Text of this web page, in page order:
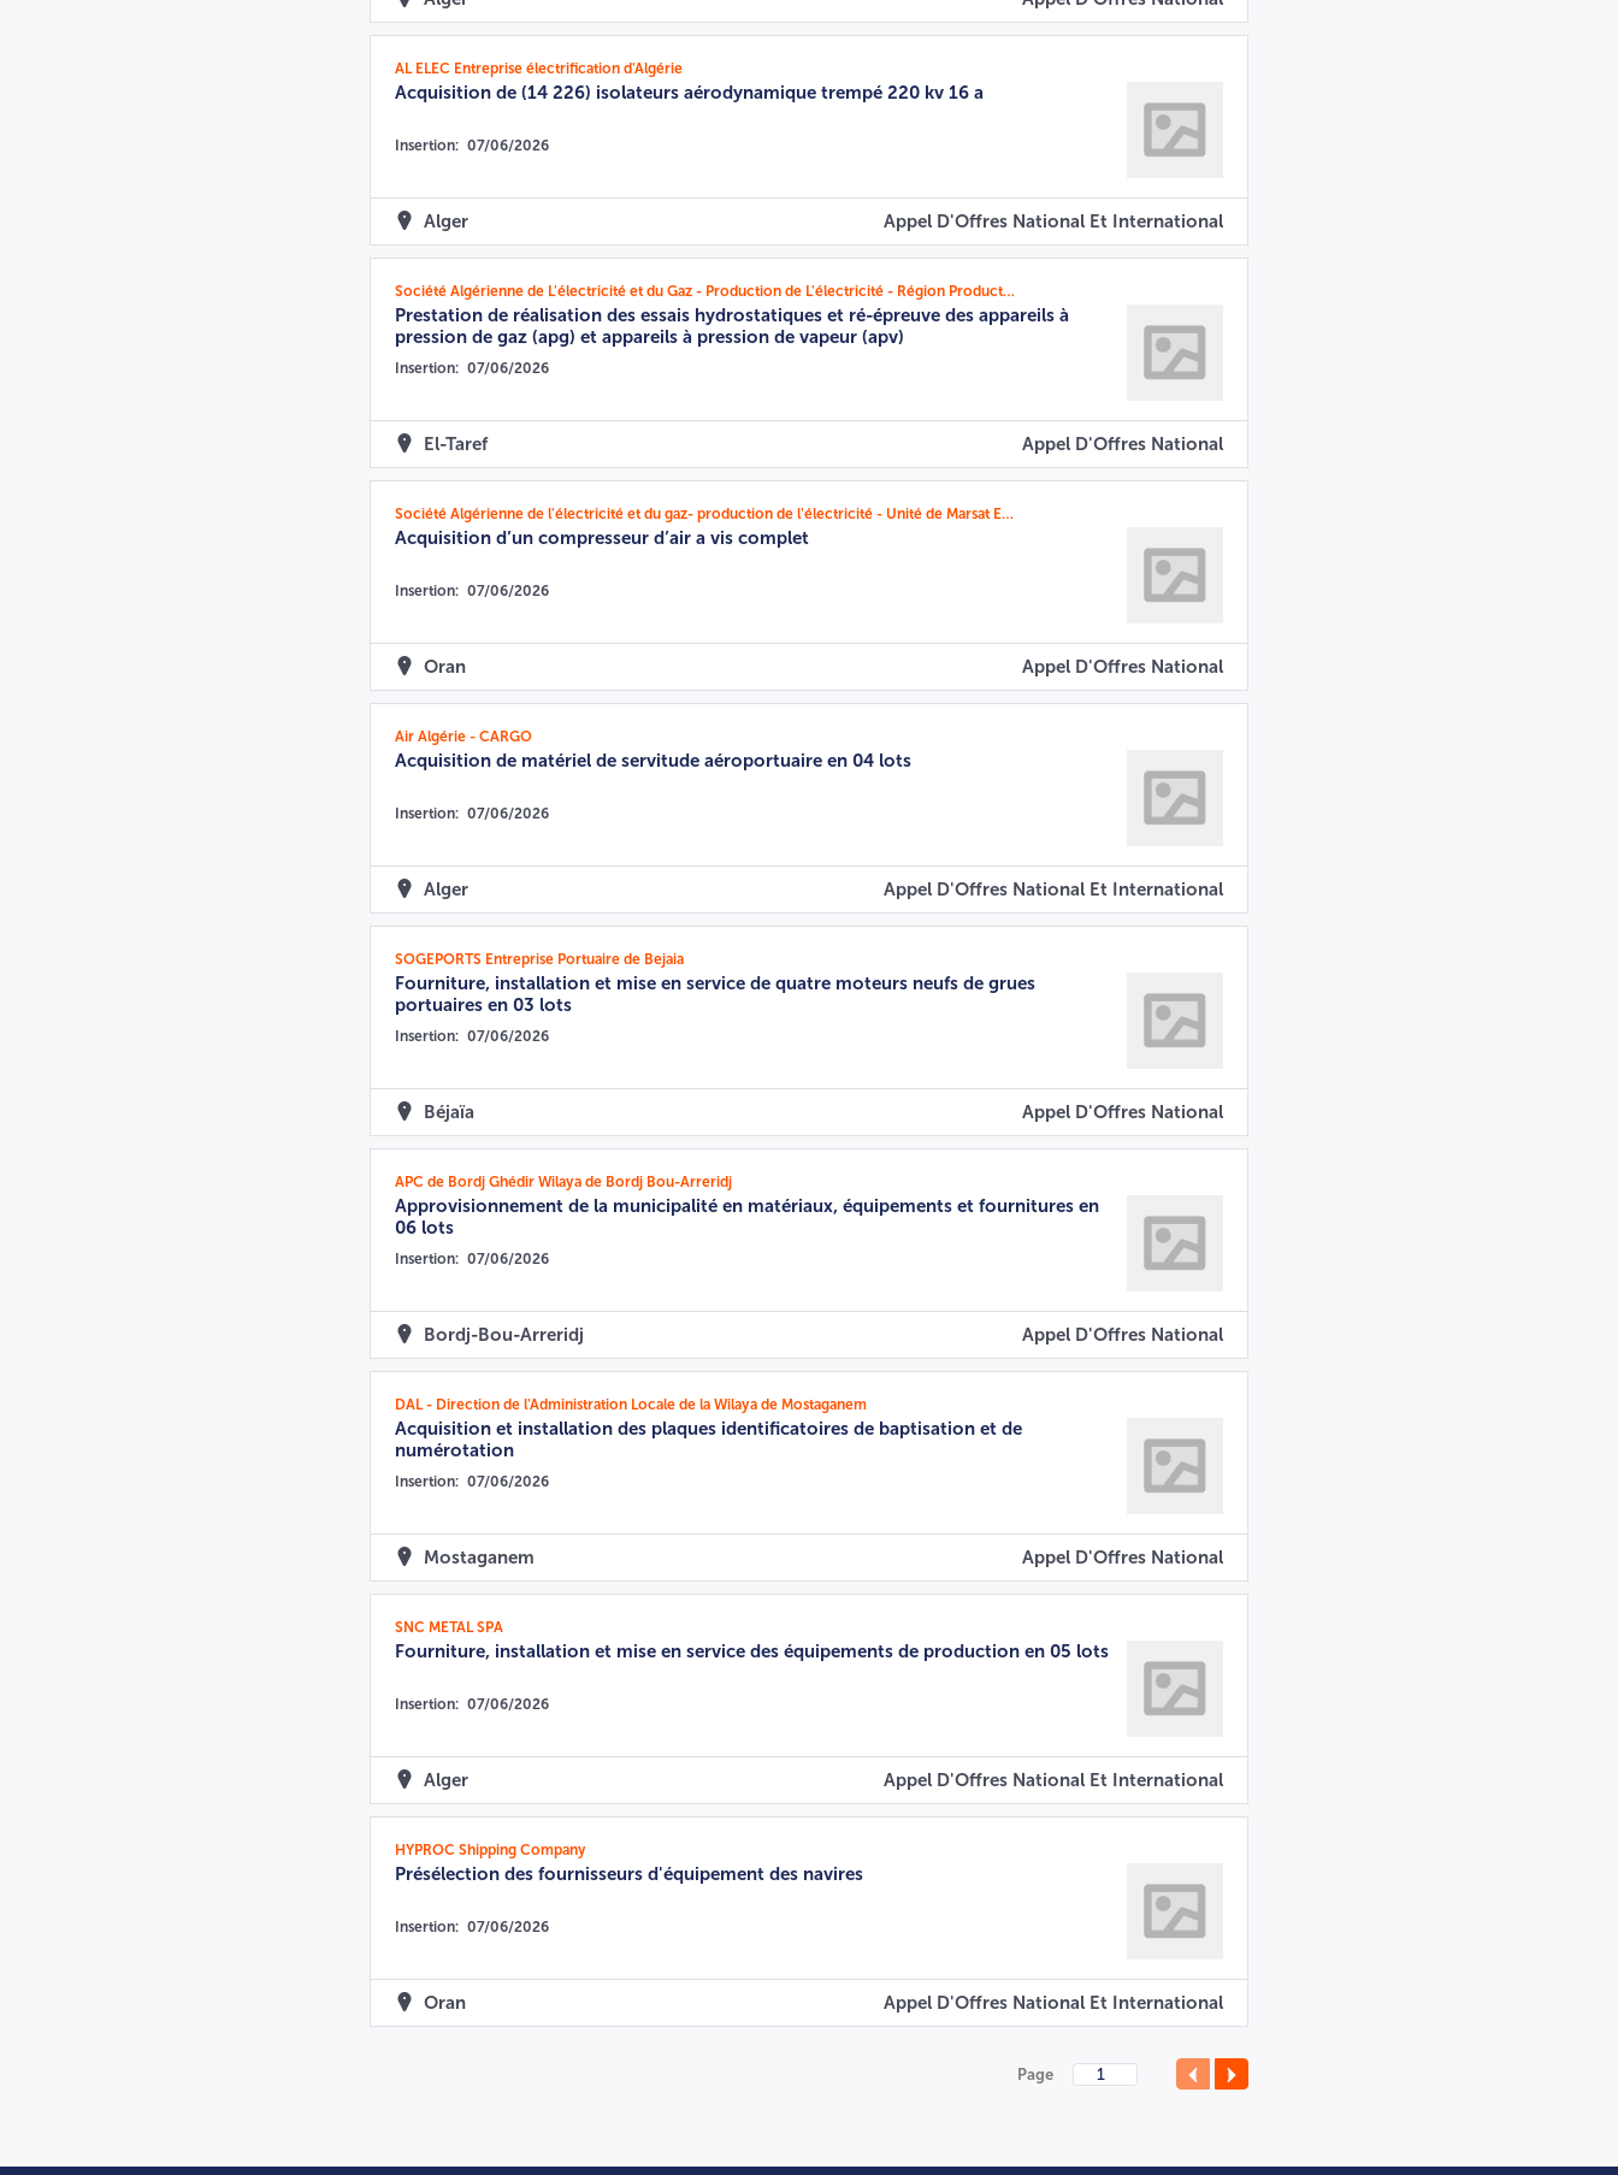
AL ELEC Entreprise électrification d'Algérie
Acquisition de (14 226) isolateurs aérodynamique trempé 220 kv 16 a
Insertion: 07/06/2026
Alger Appel D'Offres National Et International
Société Algérienne de L'électricité et du Gaz - Production de L'électricité - Région Production Annaba- Unité Koudiet Eddraouche
Prestation de réalisation des essais hydrostatiques et ré-épreuve des appareils à
pression de gaz (apg) et appareils à pression de vapeur (apv)
Insertion: 07/06/2026
El-Taref Appel D'Offres National
Société Algérienne de l'électricité et du gaz- production de l'électricité - Unité de Marsat El Hadjadj
Acquisition d’un compresseur d’air a vis complet
Insertion: 07/06/2026
Oran Appel D'Offres National
Air Algérie - CARGO
Acquisition de matériel de servitude aéroportuaire en 04 lots
Insertion: 07/06/2026
Alger Appel D'Offres National Et International
SOGEPORTS Entreprise Portuaire de Bejaia
Fourniture, installation et mise en service de quatre moteurs neufs de grues
portuaires en 03 lots
Insertion: 07/06/2026
Béjaïa Appel D'Offres National
APC de Bordj Ghédir Wilaya de Bordj Bou-Arreridj
Approvisionnement de la municipalité en matériaux, équipements et fournitures en
06 lots
Insertion: 07/06/2026
Bordj-Bou-Arreridj Appel D'Offres National
DAL - Direction de l'Administration Locale de la Wilaya de Mostaganem
Acquisition et installation des plaques identificatoires de baptisation et de
numérotation
Insertion: 07/06/2026
Mostaganem Appel D'Offres National
SNC METAL SPA
Fourniture, installation et mise en service des équipements de production en 05 lots
Insertion: 07/06/2026
Alger Appel D'Offres National Et International
HYPROC Shipping Company
Présélection des fournisseurs d'équipement des navires
Insertion: 07/06/2026
Oran Appel D'Offres National Et International
Page